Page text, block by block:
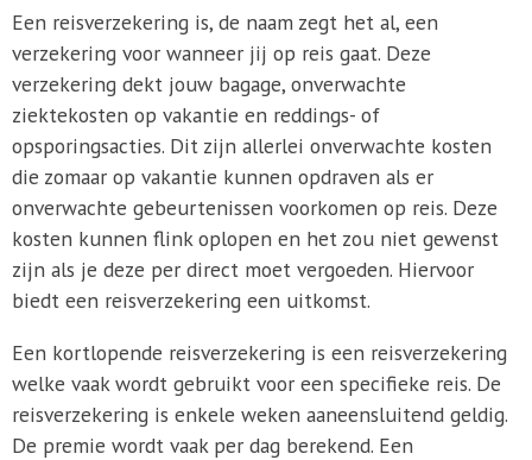
Een reisverzekering is, de naam zegt het al, een
verzekering voor wanneer jij op reis gaat. Deze
verzekering dekt jouw bagage, onverwachte
ziektekosten op vakantie en reddings- of
opsporingsacties. Dit zijn allerlei onverwachte kosten
die zomaar op vakantie kunnen opdraven als er
onverwachte gebeurtenissen voorkomen op reis. Deze
kosten kunnen flink oplopen en het zou niet gewenst
zijn als je deze per direct moet vergoeden. Hiervoor
biedt een reisverzekering een uitkomst.
Een kortlopende reisverzekering is een reisverzekering
welke vaak wordt gebruikt voor een specifieke reis. De
reisverzekering is enkele weken aaneensluitend geldig.
De premie wordt vaak per dag berekend. Een